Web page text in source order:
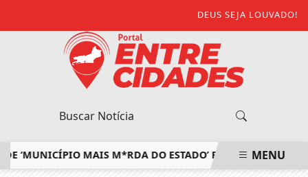
DEUS SEJA LOUVADO!
MAIS M*RDA DO ESTADO’ E DEFENDE EXTINÇÃO
MENU